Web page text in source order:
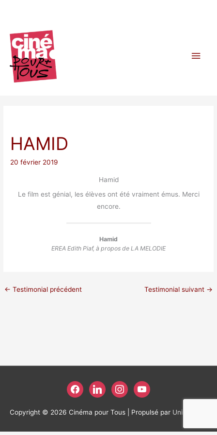
HAMID
20 février 2019
Hamid
Le film est génial, les élèves ont été vraiment émus. Merci
encore.
Hamid
EREA Edith Piaf, à propos de LA MELODIE
← Testimonial précédent Testimonial suivant →
facebooklinkedin instagramyoutube
Copyright © 2026 Cinéma pour Tous | Propulsé par Unikweb